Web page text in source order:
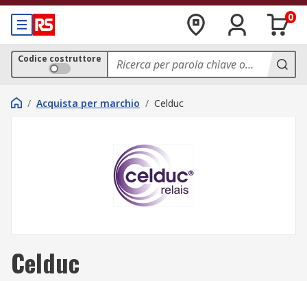
0
Codice costruttore
/ Acquista per marchio / Celduc
Celduc